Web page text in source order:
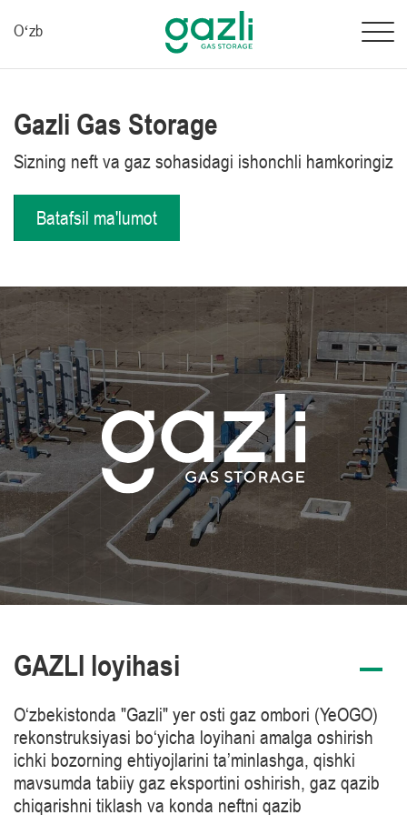
Oʻzb
Gazli Gas Storage
Sizning neft va gaz sohasidagi ishonchli hamkoringiz
Batafsil ma'lumot
GAZLI loyihasi
O‘zbekistonda "Gazli" yer osti gaz ombori (YeOGO)
rekonstruksiyasi bo‘yicha loyihani amalga oshirish
ichki bozorning ehtiyojlarini ta’minlashga, qishki
mavsumda tabiiy gaz eksportini oshirish, gaz qazib
chiqarishni tiklash va konda neftni qazib